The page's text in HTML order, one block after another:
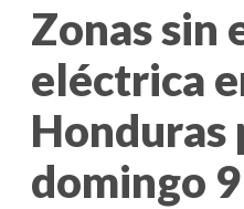
Zonas sin
eléctrica
Honduras
domingo